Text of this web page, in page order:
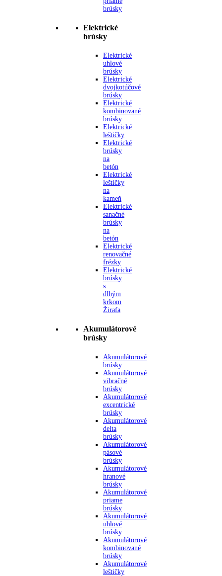
brúsky
Elektrické
brúsky
Elektrické
uhlové
brúsky
Elektrické
dvojkotúčové
brúsky
Elektrické
kombinované
brúsky
Elektrické
leštičky
Elektrické
brúsky
na
betón
Elektrické
leštičky
na
kameň
Elektrické
sanačné
brúsky
na
betón
Elektrické
renovačné
frézky
Elektrické
brúsky
s
dlhým
krkom
Žirafa
Akumulátorové
brúsky
Akumulátorové
brúsky
Akumulátorové
vibračné
brúsky
Akumulátorové
excentrické
brúsky
Akumulátorové
delta
brúsky
Akumulátorové
pásové
brúsky
Akumulátorové
hranové
brúsky
Akumulátorové
priame
brúsky
Akumulátorové
uhlové
brúsky
Akumulátorové
kombinované
brúsky
Akumulátorové
leštičky